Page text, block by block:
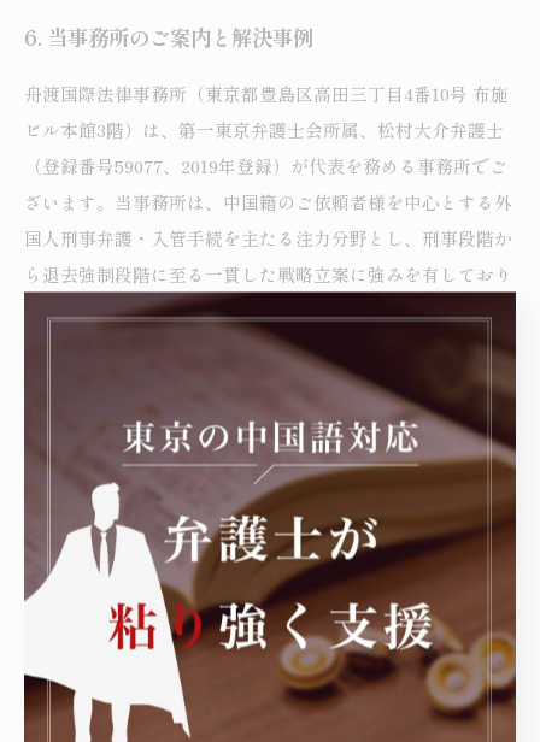
6. 当事務所のご案内と解決事例
舟渡国際法律事務所（東京都豊島区高田三丁目4番10号 布施
ビル本館3階）は、第一東京弁護士会所属、松村大介弁護士
（登録番号59077、2019年登録）が代表を務める事務所でご
ざいます。当事務所は、中国籍のご依頼者様を中心とする外
国人刑事弁護・入管手続を主たる注力分野とし、刑事段階か
ら退去強制段階に至る一貫した戦略立案に強みを有しており
当事務所の最大の特徴として、松村大介弁護士が接見の初動
から公判の結審まで全工程を直接担当いたします（事務員・
若手弁護士による代行を行いません）。また、当事務所には
外国人事件に精通した中国語専属通訳が常駐しており、捜査
機関が指定する通訳とは別に、ご依頼者様ご本人のために動
く立場の通訳を、刑事手続全般にわたってご利用いただけま
す。
以下、当事務所の関連解決事例をご紹介いたします。
まず、覚醒剤取締法違反（営利目的所持）で起訴されたご依
頼者様について、徹底した証拠分析と被告人質問・反対尋問
により、無罪判決を獲得した事例がございます（事例A-